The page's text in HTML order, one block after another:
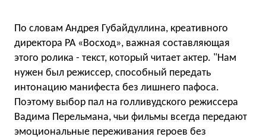
По словам Андрея Губайдуллина, креативного
директора РА «Восход», важная составляющая
этого ролика - текст, который читает актер. "Нам
нужен был режиссер, способный передать
интонацию манифеста без лишнего пафоса.
Поэтому выбор пал на голливудского режиссера
Вадима Перельмана, чьи фильмы всегда передают
эмоциональные переживания героев без